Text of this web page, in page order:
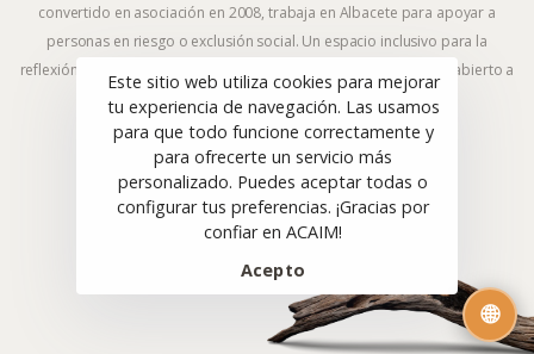
🌐
convertido en asociación en 2008, trabaja en Albacete para apoyar a
personas en riesgo o exclusión social. Un espacio inclusivo para la
reflexión y la acción frente al fenómeno migratorio y la exclusión, abierto a
todas las ideologías y religiones."
© ACAIM 2008–2025. Todos los derechos reservados.
Sitio web diseñado con 🤎 porCuarteroAgurcia
Este sitio web utiliza cookies para mejorar
tu experiencia de navegación. Las usamos
para que todo funcione correctamente y
para ofrecerte un servicio más
personalizado. Puedes aceptar todas o
configurar tus preferencias. ¡Gracias por
confiar en ACAIM!
Acepto